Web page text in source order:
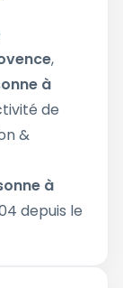
,
à
de
&
à
depuis le